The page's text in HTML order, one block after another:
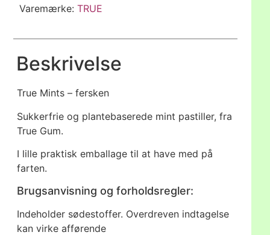
Varemærke:TRUE
Beskrivelse
True Mints – fersken
Sukkerfrie og plantebaserede mint pastiller, fra
True Gum.
I lille praktisk emballage til at have med på
farten.
Brugsanvisning og forholdsregler:
Indeholder sødestoffer. Overdreven indtagelse
kan virke afførende